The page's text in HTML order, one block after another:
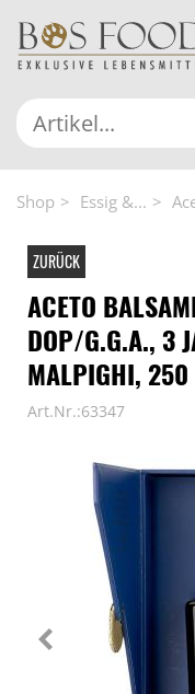
Shop Essig &...
ZURÜCK
ACETO
DOP/G.G.A., 3
MALPIGHI,
Art.Nr.:63347